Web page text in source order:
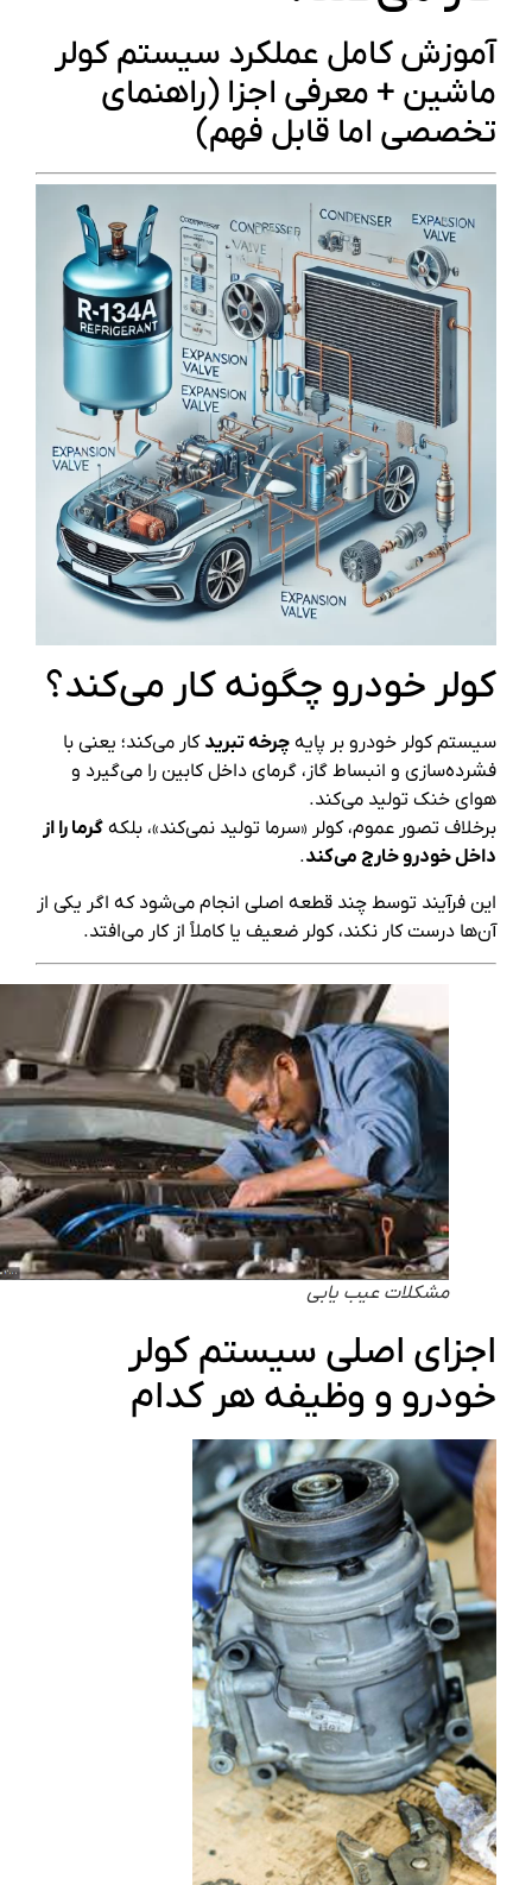
آموزش کامل عملکرد سیستم کولر
ماشین + معرفی اجزا (راهنمای
تخصصی اما قابل فهم)
کولر خودرو چگونه کار می‌کند؟
سیستم کولر خودرو بر پایهچرخه تبریدکار می‌کند؛ یعنی با
فشرده‌سازی و انبساط گاز، گرمای داخل کابین را می‌گیرد و
هوای خنک تولید می‌کند.
برخلاف تصور عموم، کولر «سرما تولید نمی‌کند»، بلکهگرما را از
داخل خودرو خارج می‌کند.
این فرآیند توسط چند قطعه اصلی انجام می‌شود که اگر یکی از
آن‌ها درست کار نکند، کولر ضعیف یا کاملاً از کار می‌افتد.
مشکلات عیب یابی
اجزای اصلی سیستم کولر
خودرو و وظیفه هر کدام